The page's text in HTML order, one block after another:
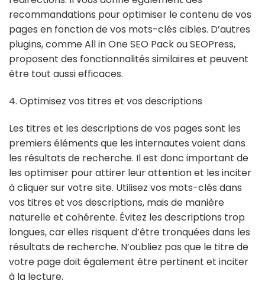
recommandations pour optimiser le contenu de vos
pages en fonction de vos mots-clés cibles. D’autres
plugins, comme All in One SEO Pack ou SEOPress,
proposent des fonctionnalités similaires et peuvent
être tout aussi efficaces.
4. Optimisez vos titres et vos descriptions
Les titres et les descriptions de vos pages sont les
premiers éléments que les internautes voient dans
les résultats de recherche. Il est donc important de
les optimiser pour attirer leur attention et les inciter
à cliquer sur votre site. Utilisez vos mots-clés dans
vos titres et vos descriptions, mais de manière
naturelle et cohérente. Évitez les descriptions trop
longues, car elles risquent d’être tronquées dans les
résultats de recherche. N’oubliez pas que le titre de
votre page doit également être pertinent et inciter
à la lecture.